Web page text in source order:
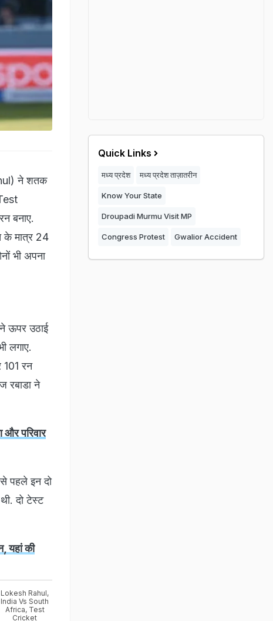
ने शतक
बनाए.
के मात्र 24
भी अपना
ऊपर उठाई
लगाए.
रन
रबाडा ने
परिवार
पहले इन दो
दो टेस्ट
यहां की
Lokesh Rahul,
India Vs South
Africa, Test
Cricket
Quick Links
मध्य प्रदेश मध्य प्रदेश ताज़ातरीन
Know Your State
Droupadi Murmu Visit MP
Congress Protest Gwalior Accident